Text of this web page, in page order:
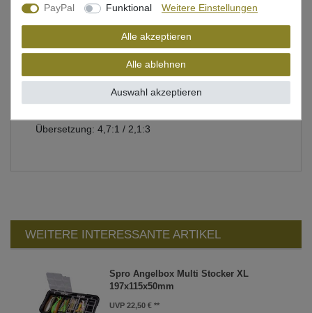
Stabile Zweigang Multirollen zum Meeresangeln
Schnurfassung: 280m 0,55mm
Bremskraft: 15,4kg
Rollengewicht: 760g
Übersetzung: 4,7:1 / 2,1:3
WEITERE INTERESSANTE ARTIKEL
Spro Angelbox Multi Stocker XL
197x115x50mm
UVP 22,50 €
PayPal
Funktional Weitere Einstellungen
Alle akzeptieren
Alle ablehnen
Auswahl akzeptieren